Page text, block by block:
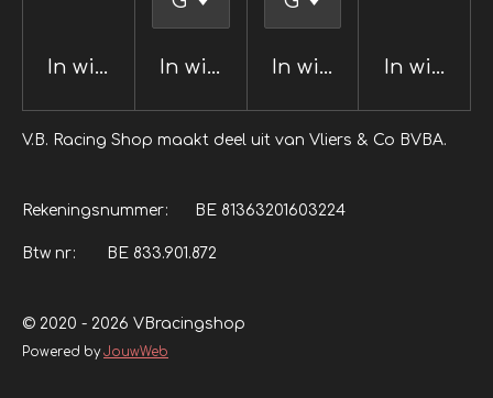
In winkelwagenIn winkelwagenIn winkelwagen
In
V.B. Racing Shop maakt deel uit van Vliers & Co BVBA.
Rekeningsnummer: BE 81363201603224
Btw nr: BE 833.901.872
© 2020 - 2026 VBracingshop
Powered byJouwWeb